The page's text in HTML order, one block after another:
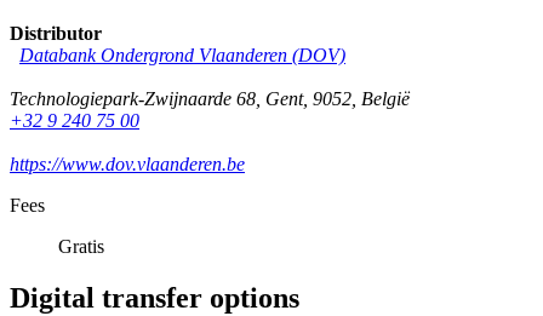
Distributor
Databank Ondergrond Vlaanderen (DOV)
Technologiepark-Zwijnaarde 68, Gent, 9052, België
+32 9 240 75 00
https://www.dov.vlaanderen.be
Fees
Gratis
Digital transfer options